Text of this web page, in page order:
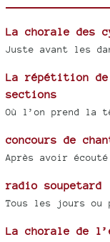
La chorale des
Juste avant les
La répétition de
sections
Où l’on prend la
concours de
Après avoir
radio soupetard
Tous les jours ou
La chorale de